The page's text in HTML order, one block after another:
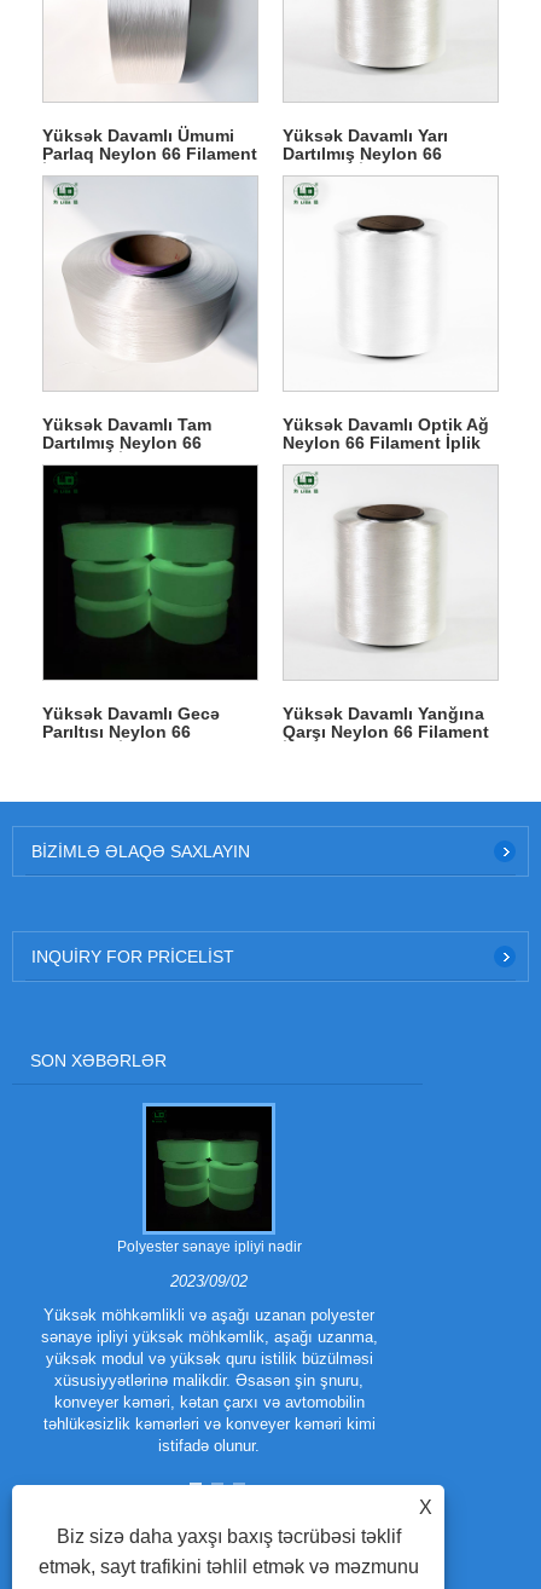
Yüksək Davamlı Ümumi
Parlaq Neylon 66 Filament
İplik
Yüksək Davamlı Yarı
Dartılmış Neylon 66
Filament İplik
Yüksək Davamlı Tam
Dartılmış Neylon 66
Filament İplik
Yüksək Davamlı Optik Ağ
Neylon 66 Filament İplik
Yüksək Davamlı Gecə
Parıltısı Neylon 66
Yüksək Davamlı Yanğına
Qarşı Neylon 66 Filament
BIZIMLƏ ƏLAQƏ SAXLAYIN
INQUIRY FOR PRICELIST
SON XƏBƏRLƏR
Polyester sənaye ipliyi nədir
2023/09/02
Yüksək möhkəmlikli və aşağı uzanan polyester
sənaye ipliyi yüksək möhkəmlik, aşağı uzanma,
yüksək modul və yüksək quru istilik büzülməsi
xüsusiyyətlərinə malikdir. Əsasən şin şnuru,
konveyer kəməri, kətan çarxı və avtomobilin
təhlükəsizlik kəmərləri və konveyer kəməri kimi
istifadə olunur.
X
Biz sizə daha yaxşı baxış təcrübəsi təklif
etmək, sayt trafikini təhlil etmək və məzmunu